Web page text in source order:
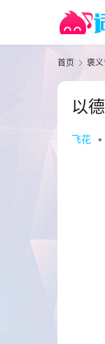
首页 褒义
以
飞花 •